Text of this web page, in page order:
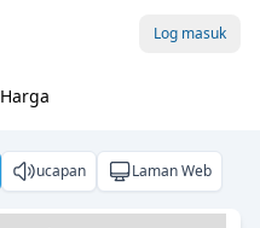
Log masuk
Harga
ucapan Laman Web